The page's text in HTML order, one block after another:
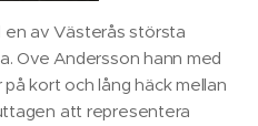
en av Västerås största
Ove Andersson hann med
kort och lång häck mellan
att representera